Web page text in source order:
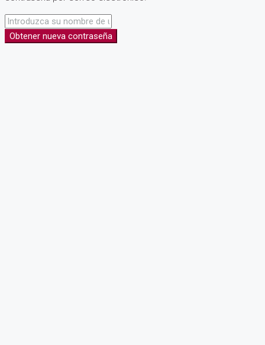
Obtener nueva contraseña